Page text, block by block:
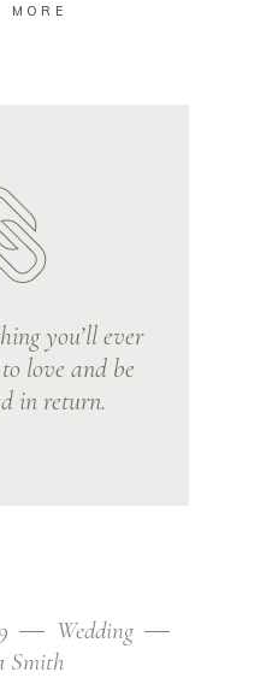
MORE
you’ll ever
love and be
in return.
Wedding
Smith